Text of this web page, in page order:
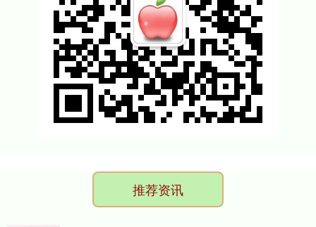
推荐资讯